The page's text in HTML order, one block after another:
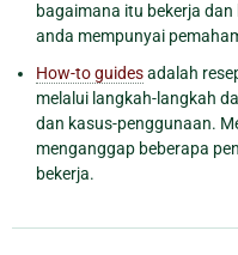
bagaimana itu bekerja
anda mempunyai
How-to guidesadalah
melalui langkah-langkah
dan kasus-penggunaan.
menganggap beberapa
bekerja.